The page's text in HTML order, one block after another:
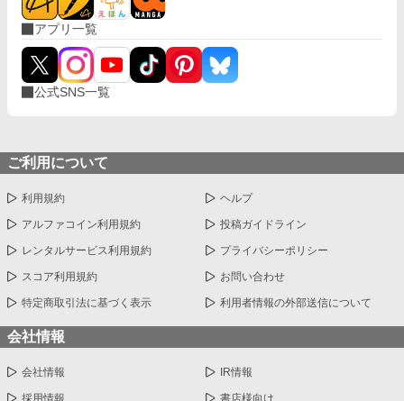
アプリ一覧
公式SNS一覧
ご利用について
利用規約 ヘルプ
アルファコイン利用規約 投稿ガイドライン
レンタルサービス利用規約 プライバシーポリシー
スコア利用規約 お問い合わせ
特定商取引法に基づく表示 利用者情報の外部送信について
会社情報
会社情報 IR情報
採用情報 書店様向け